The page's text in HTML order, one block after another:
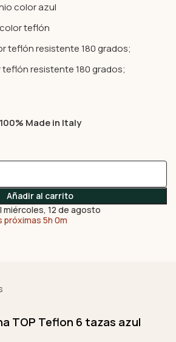
color azul
teflón
teflón resistente 180 grados;
teflón resistente 180 grados;
100% Made in Italy
Añadir al carrito
miércoles, 12 de agosto
próximas 5h 0m
TOP Teflon 6 tazas azul